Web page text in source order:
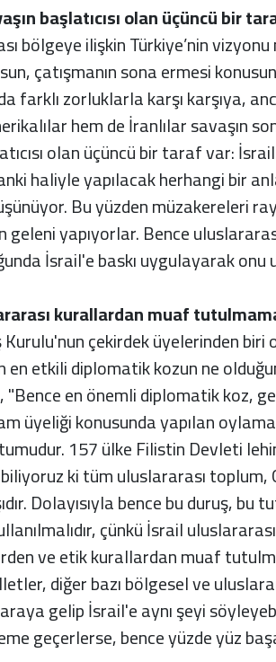
başlatıcısı olan üçüncü bir
bölgeye ilişkin Türkiye’nin
çatışmanın sona ermesi
farklı zorluklarla karşı karşıya,
hem de İranlılar savaşın
olan üçüncü bir taraf var:
haliyle yapılacak herhangi bir
Bu yüzden müzakereleri
geleni yapıyorlar. Bence
İsrail'e baskı uygulayarak
kurallardan muaf
Kurulu'nun çekirdek üyelerinden
etkili diplomatik kozun ne
en önemli diplomatik koz,
üyeliği konusunda yapılan
157 ülke Filistin Devleti
ki tüm uluslararası toplum,
Dolayısıyla bence bu duruş, bu
çünkü İsrail
ve etik kurallardan muaf
diğer bazı bölgesel ve
gelip İsrail'e aynı şeyi
geçerlerse, bence yüzde yüz